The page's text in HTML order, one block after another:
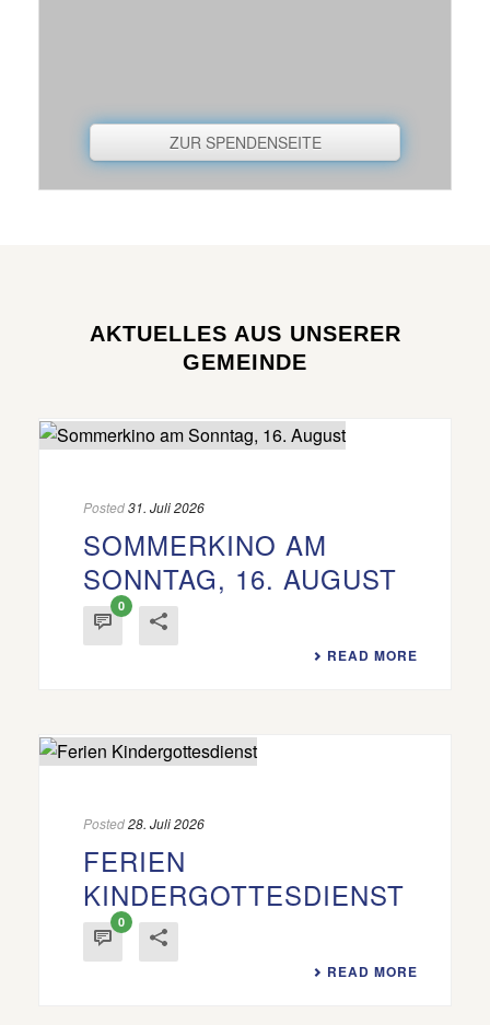
ZUR SPENDENSEITE
AKTUELLES AUS UNSERER
GEMEINDE
Posted31. Juli 2026
SOMMERKINO AM
SONNTAG, 16. AUGUST
0
READ MORE
Posted28. Juli 2026
FERIEN
KINDERGOTTESDIENST
0
READ MORE